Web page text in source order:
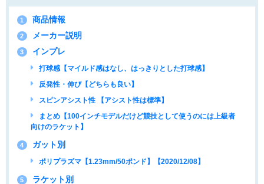
1 商品情報
2 メーカー説明
3 インプレ
打球感【マイルド感はなし、はっきりとした打球感】
反発性・伸び【どちらも良い】
スピンアシスト性 【アシスト性は標準】
まとめ【100インチモデルだけど競技として使うのには上級者
向けのラケット】
4 ガット別
ポリプラズマ【1.23mm/50ポンド】【2020/12/08】
5 ラケット別